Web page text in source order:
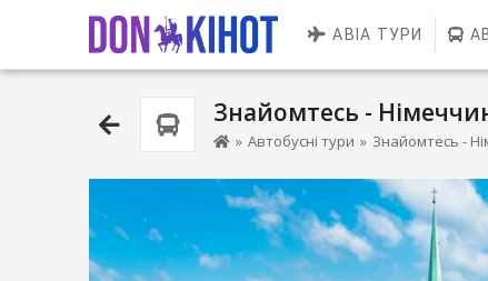
АВІА ТУРИ
Знайомтесь -
» Автобусні тури » Знайомтесь -